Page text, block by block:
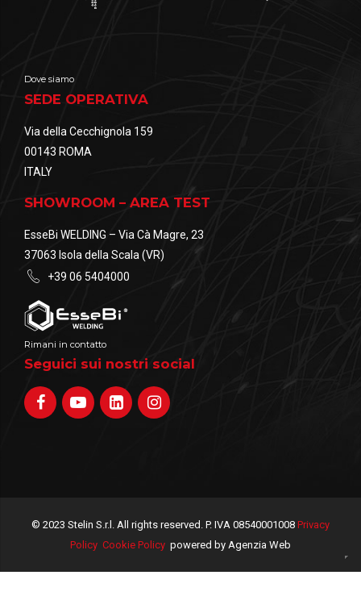
Dove siamo
SEDE OPERATIVA
Via della Cecchignola 159
00143 ROMA
ITALY
SHOWROOM – AREA TEST
EsseBi WELDING – Via Cà Magre, 23
37063 Isola della Scala (VR)
+39 06 5404000
Rimani in contatto
Seguici sui nostri social
© 2023 Stelin S.r.l. All rights reserved. P. IVA 08540001008 Privacy
Policy Cookie Policy powered by Agenzia Web